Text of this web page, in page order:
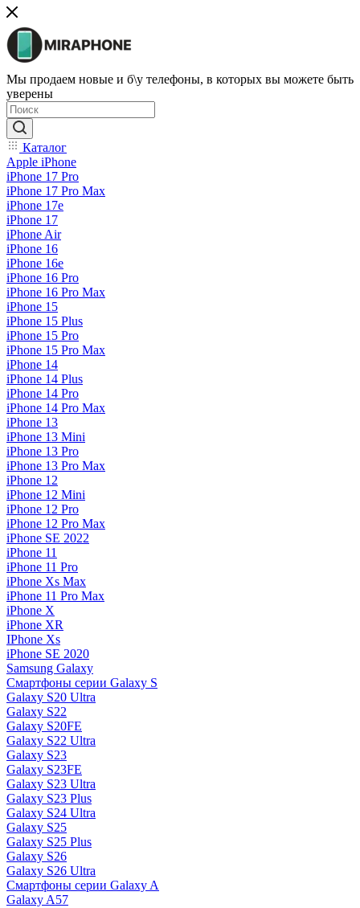
Мы продаем новые и б\у телефоны, в которых вы можете быть
уверены
Каталог
Apple iPhone
iPhone 17 Pro
iPhone 17 Pro Max
iPhone 17e
iPhone 17
iPhone Air
iPhone 16
iPhone 16e
iPhone 16 Pro
iPhone 16 Pro Max
iPhone 15
iPhone 15 Plus
iPhone 15 Pro
iPhone 15 Pro Max
iPhone 14
iPhone 14 Plus
iPhone 14 Pro
iPhone 14 Pro Max
iPhone 13
iPhone 13 Mini
iPhone 13 Pro
iPhone 13 Pro Max
iPhone 12
iPhone 12 Mini
iPhone 12 Pro
iPhone 12 Pro Max
iPhone SE 2022
iPhone 11
iPhone 11 Pro
iPhone Xs Max
iPhone 11 Pro Max
iPhone X
iPhone XR
IPhone Xs
iPhone SE 2020
Samsung Galaxy
Смартфоны серии Galaxy S
Galaxy S20 Ultra
Galaxy S22
Galaxy S20FE
Galaxy S22 Ultra
Galaxy S23
Galaxy S23FE
Galaxy S23 Ultra
Galaxy S23 Plus
Galaxy S24 Ultra
Galaxy S25
Galaxy S25 Plus
Galaxy S26
Galaxy S26 Ultra
Смартфоны серии Galaxy A
Galaxy A57